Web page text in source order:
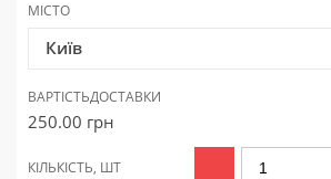
МІСТО
Київ
ВАРТІСТЬДОСТАВКИ
250.00 грн
КІЛЬКІСТЬ, ШТ